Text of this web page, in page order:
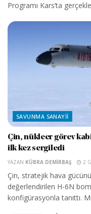
Programı Kars’ta
SAVUNMA SANAYII
Çin, nükleer görev
ilk kez sergiledi
YAZAN KÜBRA DEMIRBAŞ 2
Çin, stratejik hava
değerlendirilen H-6N
konfigürasyonla tanıttı.